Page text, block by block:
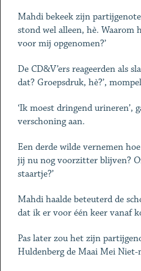
Mahdi bekeek zijn
stond wel ­alleen, hè.
voor mij opgenomen?’
De CD&V’ers reageerden als
dat? Groepsdruk, hè?’,
‘Ik moest dringend urineren’,
verschoning aan.
Een derde wilde vernemen
jij nu nog voorzitter blijven?
staartje?’
Mahdi haalde beteuterd de
dat ik er voor één keer vanaf
Pas later zou het zijn
Huldenberg de Maai Mei Niet-